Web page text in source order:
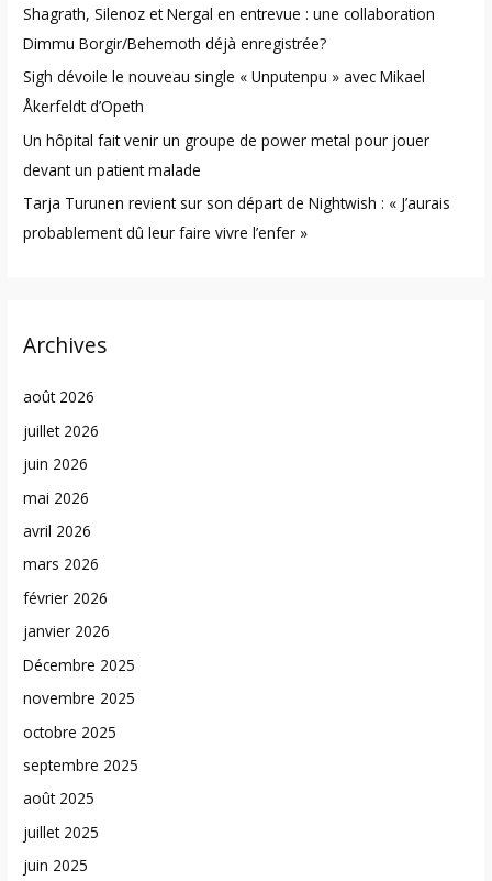
r
:
Shagrath, Silenoz et Nergal en entrevue : une collaboration
Dimmu Borgir/Behemoth déjà enregistrée?
Sigh dévoile le nouveau single « Unputenpu » avec Mikael
Åkerfeldt d’Opeth
Un hôpital fait venir un groupe de power metal pour jouer
devant un patient malade
Tarja Turunen revient sur son départ de Nightwish : « J’aurais
probablement dû leur faire vivre l’enfer »
Archives
août 2026
juillet 2026
juin 2026
mai 2026
avril 2026
mars 2026
février 2026
janvier 2026
Décembre 2025
novembre 2025
octobre 2025
septembre 2025
août 2025
juillet 2025
juin 2025